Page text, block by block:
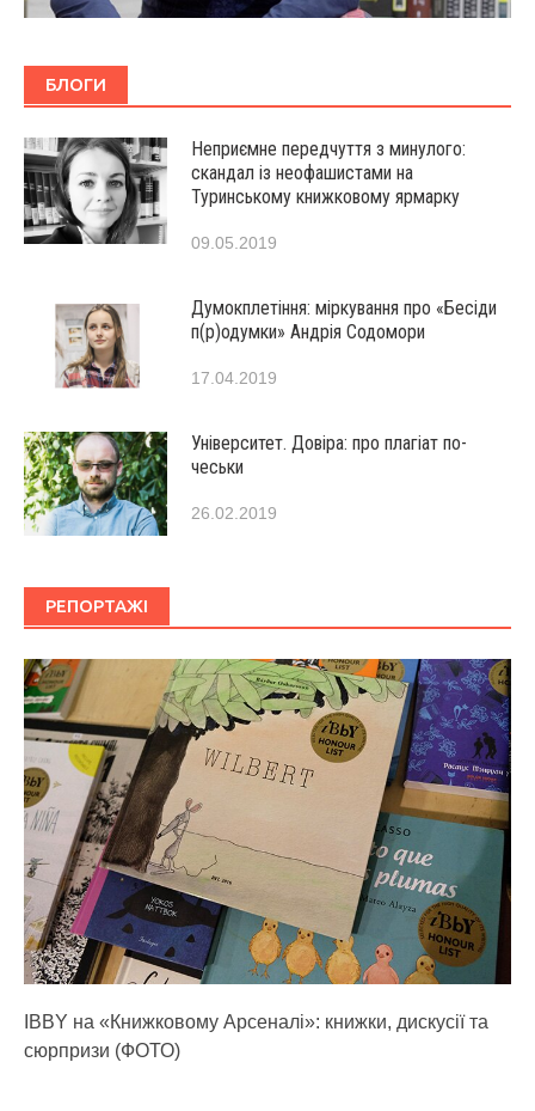
БЛОГИ
Неприємне передчуття з минулого:
скандал із неофашистами на
Туринському книжковому ярмарку
09.05.2019
Думокплетіння: міркування про «Бесіди
п(р)одумки» Андрія Содомори
17.04.2019
Університет. Довіра: про плагіат по-
чеськи
26.02.2019
РЕПОРТАЖІ
IBBY на «Книжковому Арсеналі»: книжки, дискусії та
сюрпризи (ФОТО)